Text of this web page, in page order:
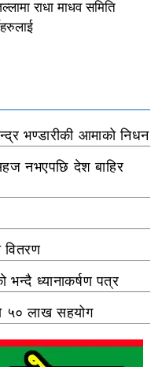
राधा माधव समिति
भण्डारीकी आमाको निधन
नभएपछि देश बाहिर
वितरण
भन्दै ध्यानाकर्षण पत्र
५० लाख सहयोग